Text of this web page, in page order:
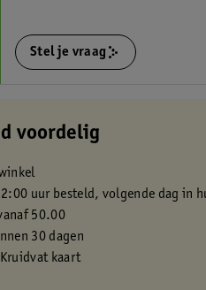
Stel je vraag
voordelig
uur besteld, volgende dag in
50.00
30 dagen
kaart